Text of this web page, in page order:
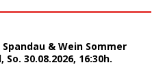
& Wein Sommer
So. 30.08.2026, 16:30h.